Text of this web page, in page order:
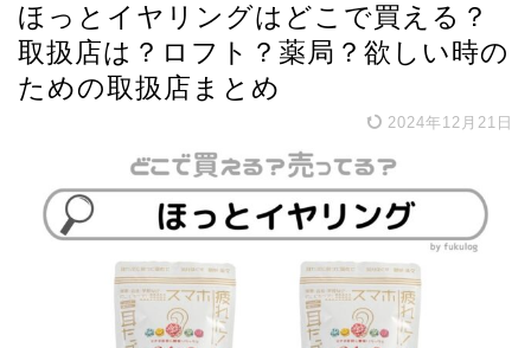
ほっとイヤリングはどこで買える？
取扱店は？ロフト？薬局？欲しい時の
ための取扱店まとめ
2024年12月21日